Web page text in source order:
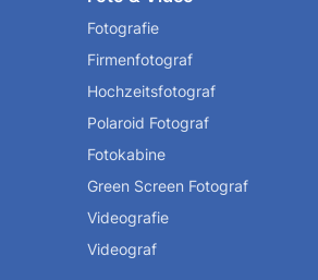
Fotografie
Firmenfotograf
Hochzeitsfotograf
Polaroid Fotograf
Fotokabine
Green Screen Fotograf
Videografie
Videograf